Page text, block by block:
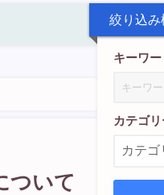
ついて
絞り込み
キーワー
カテゴリ